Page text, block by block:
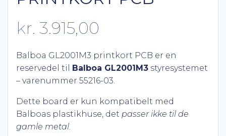
kr. 3.915,00
Balboa GL2001M3 printkort PCB er en
reservedel til Balboa GL2001M3 styresystemet
– varenummer 55216-03.
Dette board er kun kompatibelt med
Balboas plastikhuse, det passer ikke til de
gamle metal.